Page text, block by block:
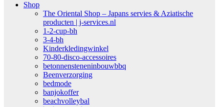
Shop
The Oriental Shop – Japans servies & Aziatische
producten | j-services.nl
1-2-cup-bh
3-4-bh
Kinderkledingwinkel
70-80-disco-accessoires
betonnensteneninbouwbbq
Beenverzorging
bedmode
banjokoffer
beachvolleybal